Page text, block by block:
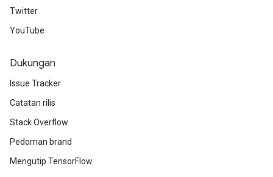
Twitter
YouTube
Dukungan
Issue Tracker
Catatan rilis
Stack Overflow
Pedoman brand
Mengutip TensorFlow